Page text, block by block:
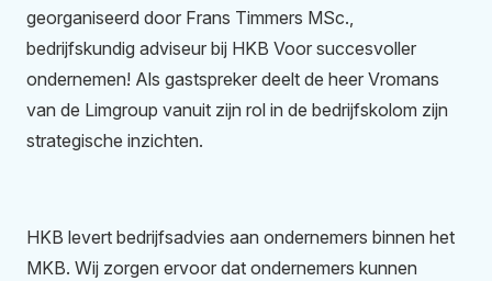
georganiseerd door Frans Timmers MSc.,
bedrijfskundig adviseur bij HKB Voor succesvoller
ondernemen! Als gastspreker deelt de heer Vromans
van de Limgroup vanuit zijn rol in de bedrijfskolom zijn
strategische inzichten.
HKB levert bedrijfsadvies aan ondernemers binnen het
MKB. Wij zorgen ervoor dat ondernemers kunnen